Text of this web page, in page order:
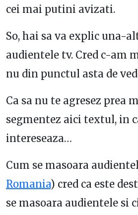
cei mai putini avizati.
So, hai sa va explic una-
audientele tv. Cred c-am
nu din punctul asta de
Ca sa nu te agresez prea
segmentez aici textul, in
intereseaza…
Cum se masoara
Romania) cred ca este
se masoara audientele si